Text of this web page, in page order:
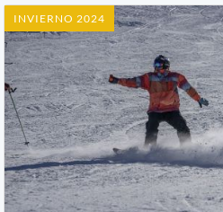
INVIERNO 2024